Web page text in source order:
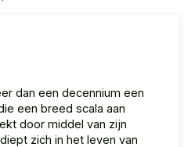
dan een decennium een
een breed scala aan
door middel van zijn
zich in het leven van